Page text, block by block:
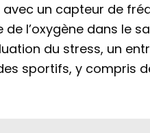
un capteur de
l’oxygène dans le
du stress, un
sportifs, y compris